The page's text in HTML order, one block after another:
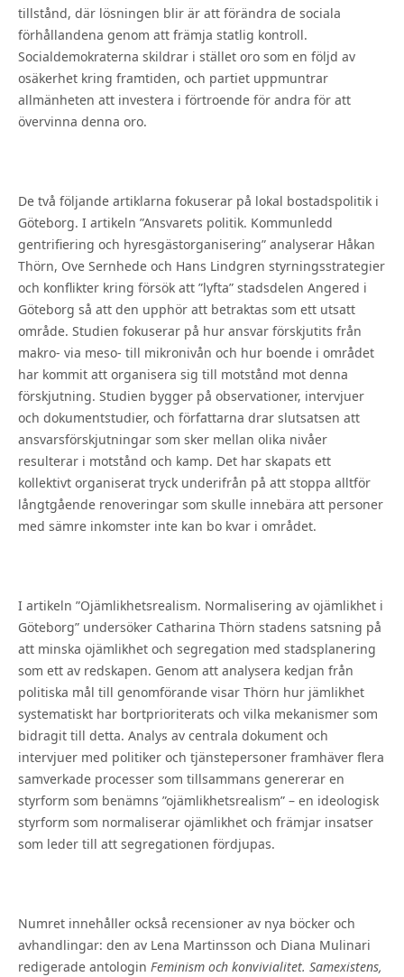
tillstånd, där lösningen blir är att förändra de sociala
förhållandena genom att främja statlig kontroll.
Socialdemokraterna skildrar i stället oro som en följd av
osäkerhet kring framtiden, och partiet uppmuntrar
allmänheten att investera i förtroende för andra för att
övervinna denna oro.
De två följande artiklarna fokuserar på lokal bostadspolitik i
Göteborg. I artikeln ”Ansvarets politik. Kommunledd
gentrifiering och hyresgästorganisering” analyserar Håkan
Thörn, Ove Sernhede och Hans Lindgren styrningsstrategier
och konflikter kring försök att ”lyfta” stadsdelen Angered i
Göteborg så att den upphör att betraktas som ett utsatt
område. Studien fokuserar på hur ansvar förskjutits från
makro- via meso- till mikronivån och hur boende i området
har kommit att organisera sig till motstånd mot denna
förskjutning. Studien bygger på observationer, intervjuer
och dokumentstudier, och författarna drar slutsatsen att
ansvarsförskjutningar som sker mellan olika nivåer
resulterar i motstånd och kamp. Det har skapats ett
kollektivt organiserat tryck underifrån på att stoppa alltför
långtgående renoveringar som skulle innebära att personer
med sämre inkomster inte kan bo kvar i området.
I artikeln ”Ojämlikhetsrealism. Normalisering av ojämlikhet i
Göteborg” undersöker Catharina Thörn stadens satsning på
att minska ojämlikhet och segregation med stadsplanering
som ett av redskapen. Genom att analysera kedjan från
politiska mål till genomförande visar Thörn hur jämlikhet
systematiskt har bortprioriterats och vilka mekanismer som
bidragit till detta. Analys av centrala dokument och
intervjuer med politiker och tjänstepersoner framhäver flera
samverkade processer som tillsammans genererar en
styrform som benämns ”ojämlikhetsrealism” – en ideologisk
styrform som normaliserar ojämlikhet och främjar insatser
som leder till att segregationen fördjupas.
Numret innehåller också recensioner av nya böcker och
avhandlingar: den av Lena Martinsson och Diana Mulinari
redigerade antologin Feminism och konvivialitet. Samexistens,